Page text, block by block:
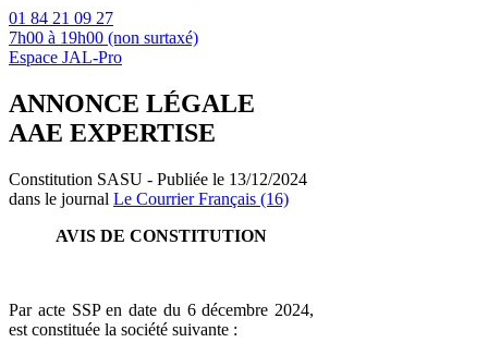
01 84 21 09 27
7h00 à 19h00 (non surtaxé)
Espace JAL-Pro
ANNONCE LÉGALE
AAE EXPERTISE
Constitution SASU - Publiée le 13/12/2024
dans le journal Le Courrier Français (16)
AVIS DE CONSTITUTION
Par acte SSP en date du 6 décembre 2024,
est constituée la société suivante :